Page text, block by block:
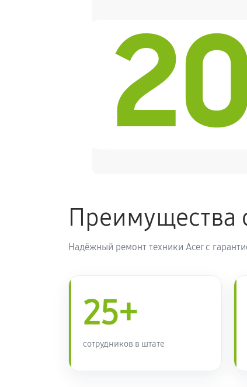
Замена звуковой платы
Преимущества
Надёжный ремонт техники Acer с
25+
сотрудников в штате